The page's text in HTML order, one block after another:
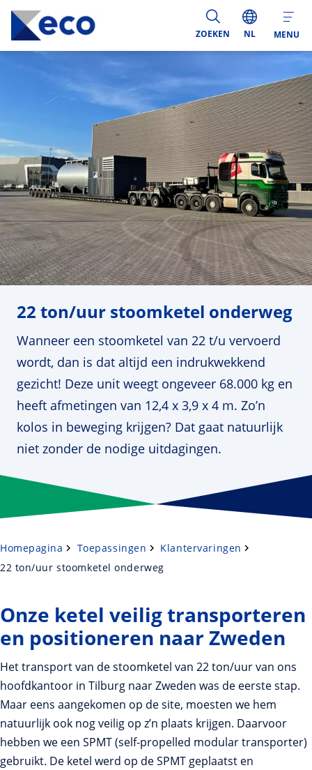
ZOEKEN NL MENU
22 ton/uur stoomketel onderweg
Wanneer een stoomketel van 22 t/u vervoerd
wordt, dan is dat altijd een indrukwekkend
gezicht! Deze unit weegt ongeveer 68.000 kg en
heeft afmetingen van 12,4 x 3,9 x 4 m. Zo’n
kolos in beweging krijgen? Dat gaat natuurlijk
niet zonder de nodige uitdagingen.
Homepagina Toepassingen
Klantervaringen
22 ton/uur stoomketel onderweg
Onze ketel veilig transporteren
en positioneren naar Zweden
Het transport van de stoomketel van 22 ton/uur van ons
hoofdkantoor in Tilburg naar Zweden was de eerste stap.
Maar eens aangekomen op de site, moesten we hem
natuurlijk ook nog veilig op z’n plaats krijgen. Daarvoor
hebben we een SPMT (self-propelled modular transporter)
gebruikt. De ketel werd op de SPMT geplaatst en